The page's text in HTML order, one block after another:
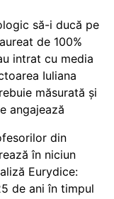
să-i ducă pe
de 100%
intrat cu media
Iuliana
măsurată și
angajează
din
în niciun
Eurydice:
de ani în timpul